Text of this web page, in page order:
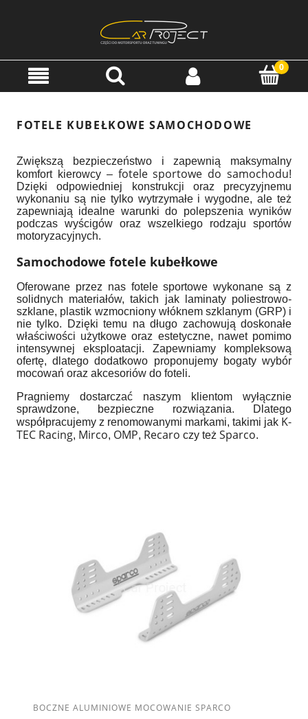
FOTELE KUBEŁKOWE SAMOCHODOWE
Zwiększą bezpieczeństwo i zapewnią maksymalny
komfort kierowcy – fotele sportowe do samochodu!
Dzięki odpowiedniej konstrukcji oraz precyzyjnemu
wykonaniu są nie tylko wytrzymałe i wygodne, ale też
zapewniają idealne warunki do polepszenia wyników
podczas wyścigów oraz wszelkiego rodzaju sportów
motoryzacyjnych.
Samochodowe fotele kubełkowe
Oferowane przez nas fotele sportowe wykonane są z
solidnych materiałów, takich jak laminaty poliestrowo-
szklane, plastik wzmocniony włóknem szklanym (GRP) i
nie tylko. Dzięki temu na długo zachowują doskonałe
właściwości użytkowe oraz estetyczne, nawet pomimo
intensywnej eksploatacji. Zapewniamy kompleksową
ofertę, dlatego dodatkowo proponujemy bogaty wybór
mocowań oraz akcesoriów do foteli.
Pragniemy dostarczać naszym klientom wyłącznie
sprawdzone, bezpieczne rozwiązania. Dlatego
współpracujemy z renomowanymi markami, takimi jak K-
TEC Racing, Mirco, OMP, Recaro czy też Sparco.
BOCZNE ALUMINIOWE MOCOWANIE SPARCO